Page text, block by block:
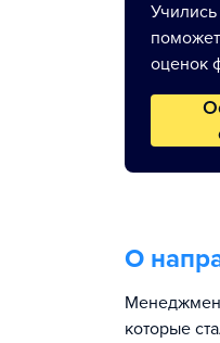
Учились
оценок
О
которые